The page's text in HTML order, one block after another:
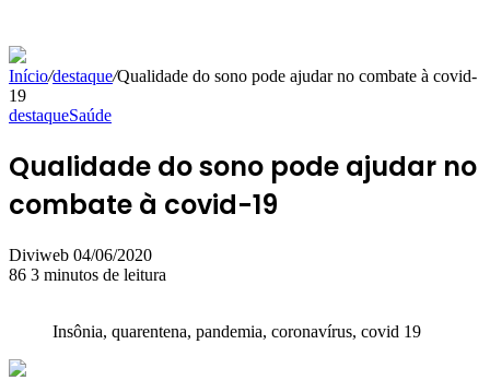
Início/destaque/Qualidade do sono pode ajudar no combate à covid-
19
destaqueSaúde
Qualidade do sono pode ajudar no
combate à covid-19
Diviweb Mande
um
04/06/2020
86 3 minutos de leitura
Insônia, quarentena, pandemia, coronavírus, covid 19